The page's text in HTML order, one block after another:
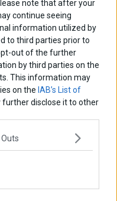
note that after your
continue seeing
information utilized by
to third parties prior to
out of the further
by third parties on the
This information may
on the IAB’s List of
further disclose it to other
επιχειρηματιών
«Μάξιμος Σαράφης»
ώρες, μεγάλη
εγκληματικής